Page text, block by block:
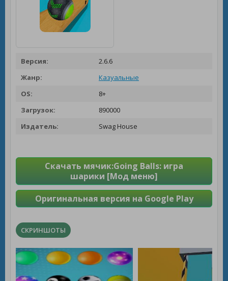
Версия:
2.6.6
Жанр:
Казуальные
OS:
8+
Загрузок:
890000
Издатель:
Swag House
Скачать мячик:Going Balls: игра
шарики [Мод меню]
Оригинальная версия на Google Play
СКРИНШОТЫ